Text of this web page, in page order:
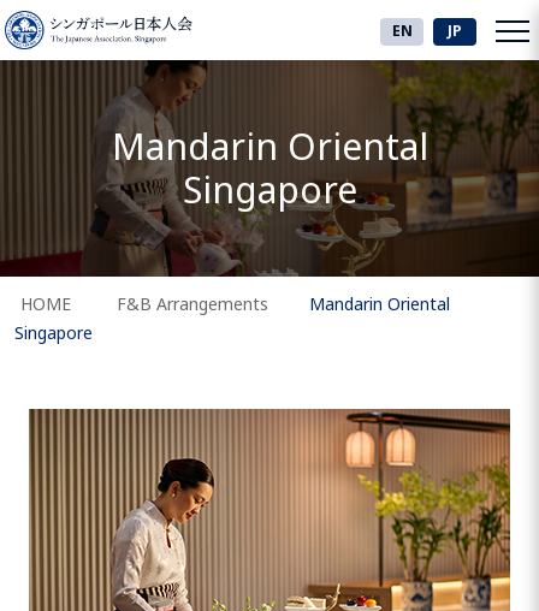
EN JP
Mandarin Oriental
Singapore
HOME F&B Arrangements
Mandarin Oriental
Singapore